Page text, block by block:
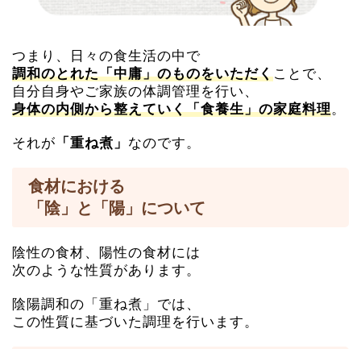
つまり、日々の食生活の中で
調和のとれた「中庸」のものをいただくことで、
自分自身やご家族の体調管理を行い、
身体の内側から整えていく「食養生」の家庭料理。
それが 「重ね煮」 なのです。
食材における
「陰」と「陽」について
陰性の食材、陽性の食材には
次のような性質があります。
陰陽調和の「重ね煮」では、
この性質に基づいた調理を行います。